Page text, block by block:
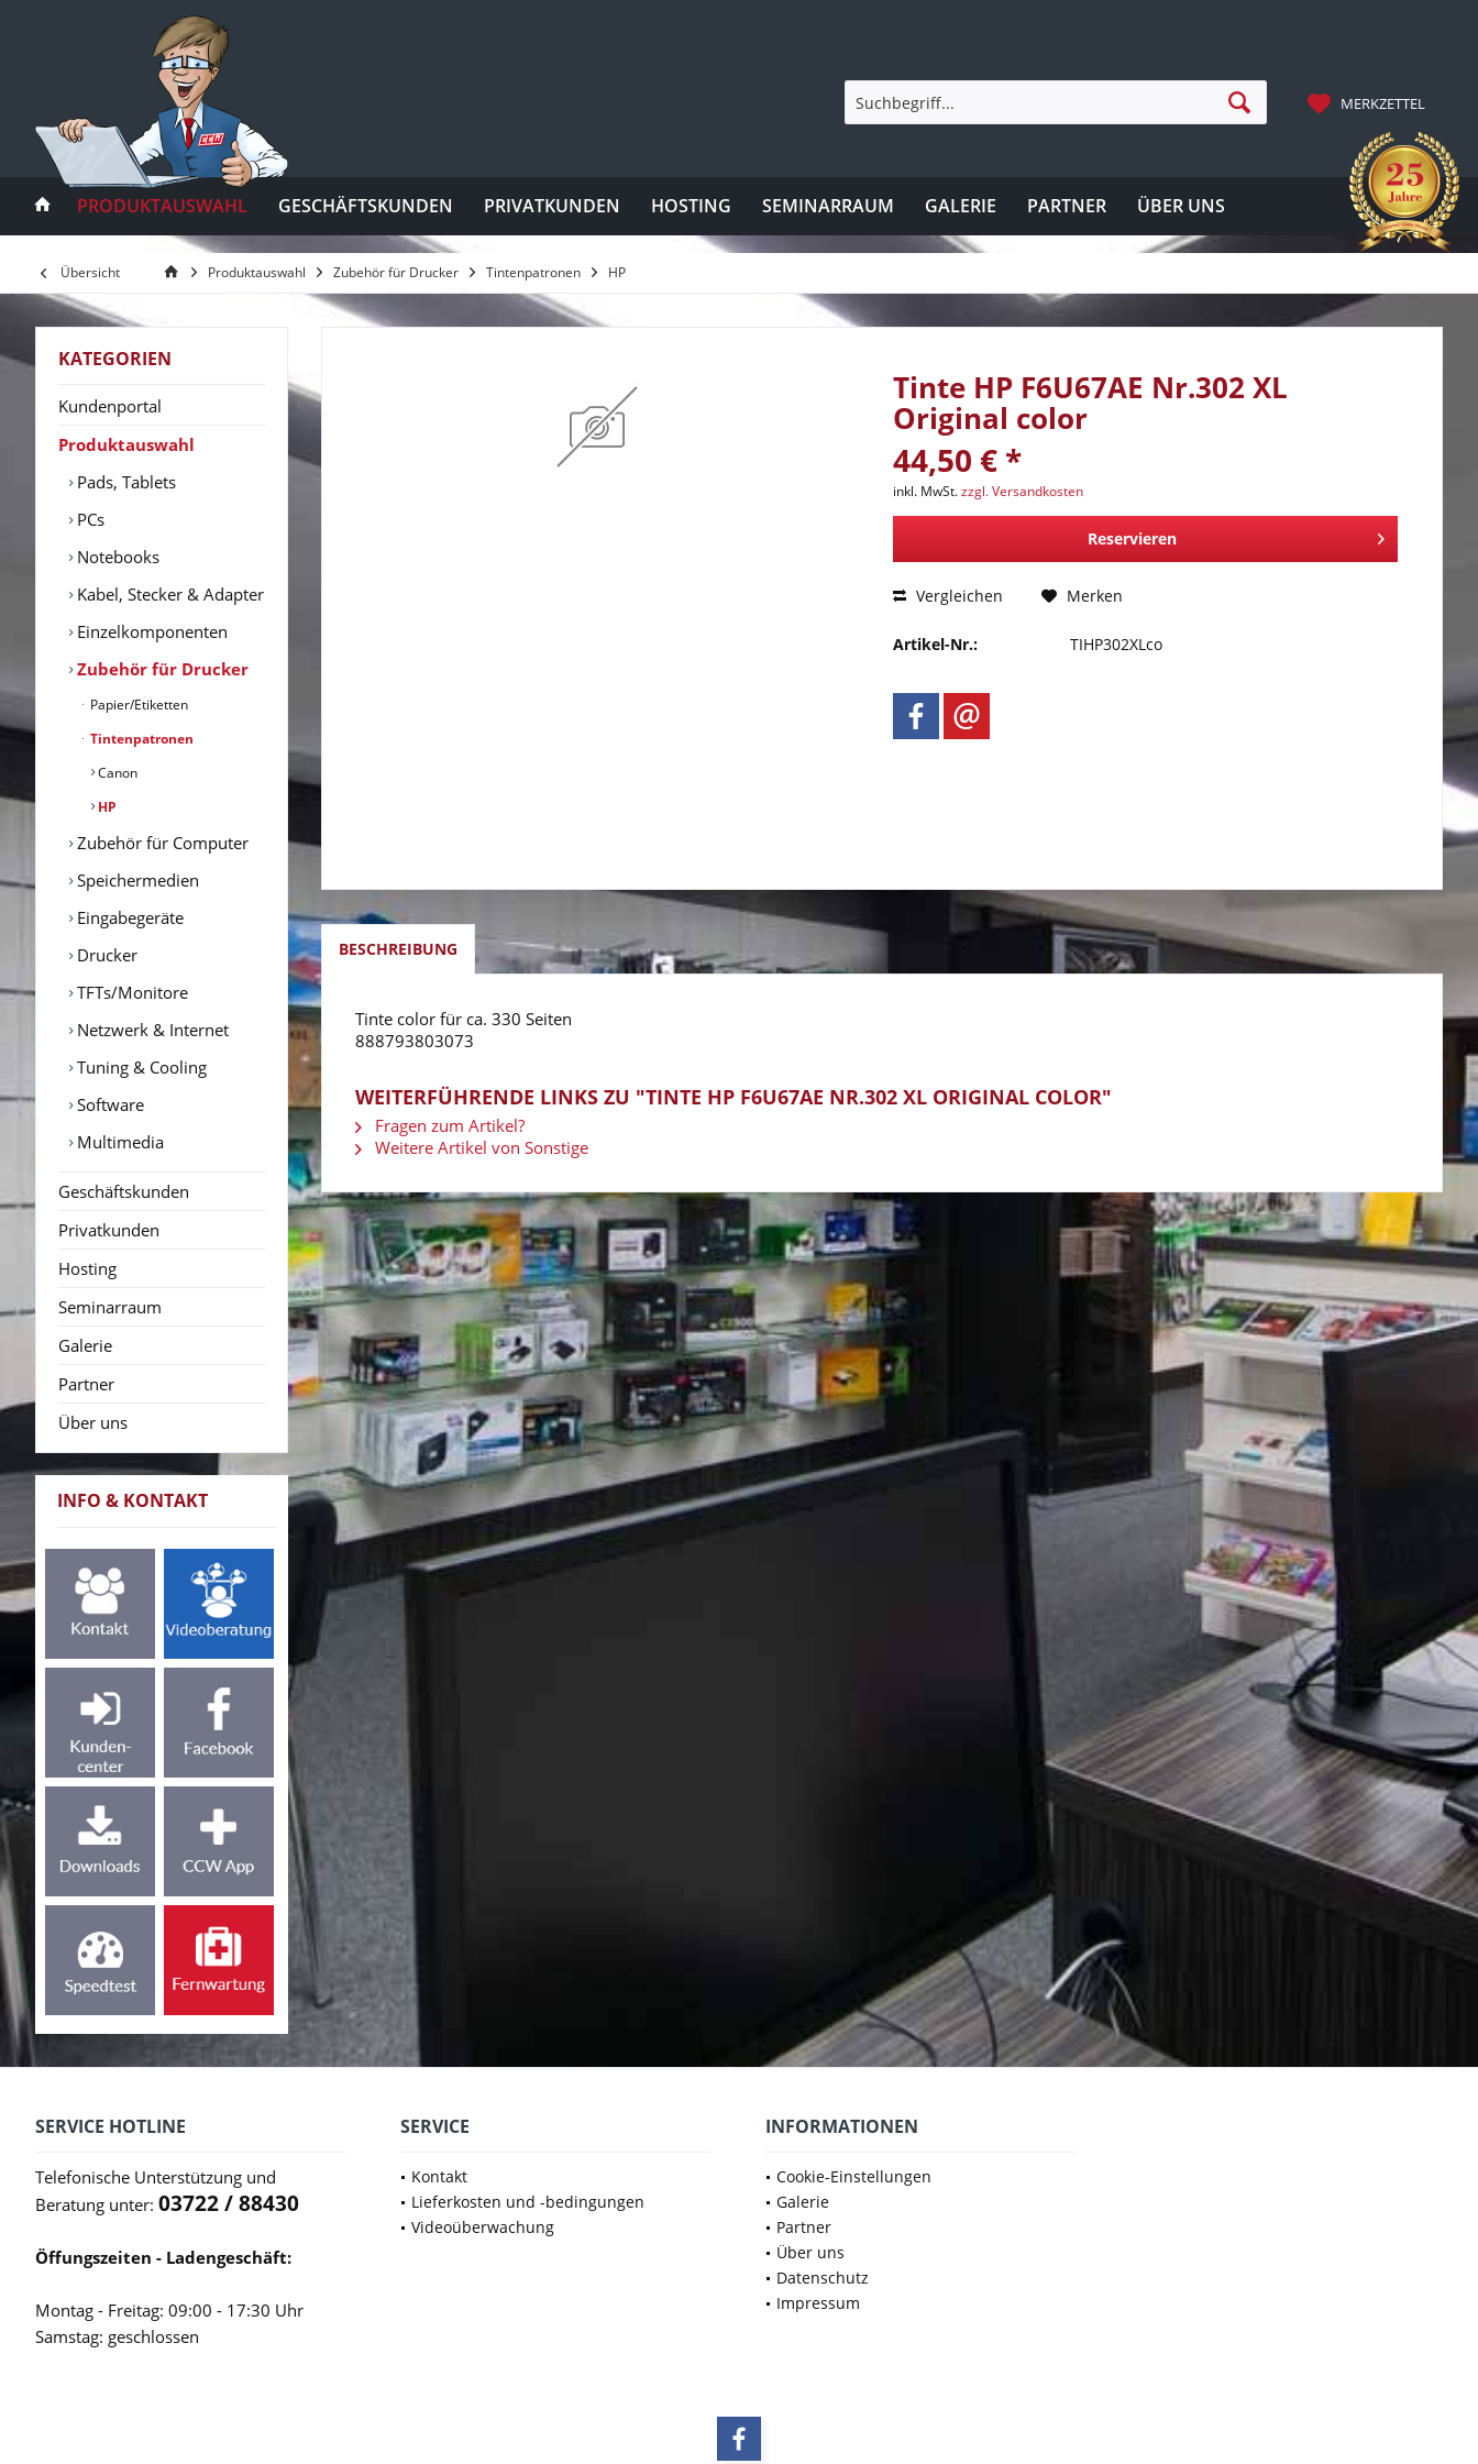
MERKZETTEL
PRODUKTAUSWAHL GESCHÄFTSKUNDEN PRIVATKUNDEN HOSTING SEMINARRAUM GALERIE PARTNER ÜBER UNS
Übersicht Produktauswahl Zubehör für Drucker Tintenpatronen HP
KATEGORIEN
Kundenportal
Produktauswahl
Pads, Tablets
PCs
Notebooks
Kabel, Stecker & Adapter
Einzelkomponenten
Zubehör für Drucker
Papier/Etiketten
Tintenpatronen
Canon
HP
Zubehör für Computer
Speichermedien
Eingabegeräte
Drucker
TFTs/Monitore
Netzwerk & Internet
Tuning & Cooling
Software
Multimedia
Geschäftskunden
Privatkunden
Hosting
Seminarraum
Galerie
Partner
Über uns
INFO & KONTAKT
Tinte HP F6U67AE Nr.302 XL
Original color
44,50 € *
inkl. MwSt.zzgl. Versandkosten
Reservieren
Vergleichen Merken
Artikel-Nr.: TIHP302XLco
BESCHREIBUNG
Tinte color für ca. 330 Seiten
888793803073
WEITERFÜHRENDE LINKS ZU "TINTE HP F6U67AE NR.302 XL ORIGINAL COLOR"
Fragen zum Artikel?
Weitere Artikel von Sonstige
SERVICE HOTLINE
Telefonische Unterstützung und
Beratung unter: 03722 / 88430
Öffungszeiten - Ladengeschäft:
Montag - Freitag: 09:00 - 17:30 Uhr
Samstag: geschlossen
SERVICE
Kontakt
Lieferkosten und -bedingungen
Videoüberwachung
INFORMATIONEN
Cookie-Einstellungen
Galerie
Partner
Über uns
Datenschutz
Impressum